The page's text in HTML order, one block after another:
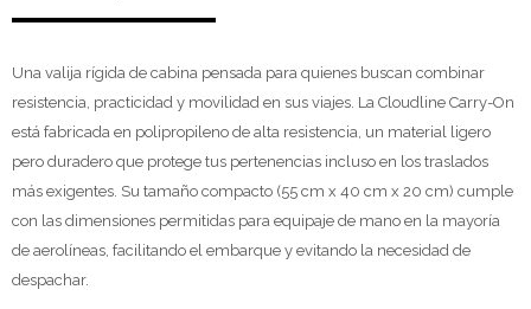
Una valija rígida de cabina pensada para quienes buscan combinar
resistencia, practicidad y movilidad en sus viajes. La Cloudline Carry-On
está fabricada en polipropileno de alta resistencia, un material ligero
pero duradero que protege tus pertenencias incluso en los traslados
más exigentes. Su tamaño compacto (55 cm x 40 cm x 20 cm) cumple
con las dimensiones permitidas para equipaje de mano en la mayoría
de aerolíneas, facilitando el embarque y evitando la necesidad de
despachar.